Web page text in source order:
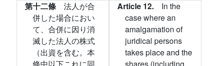
第十二條 法人が合
併した場合におい
て、合併に因り消
滅した法人の株式
（出資を含む。本
Article 12. In the
case where an
amalgamation of
juridical persons
takes place and the